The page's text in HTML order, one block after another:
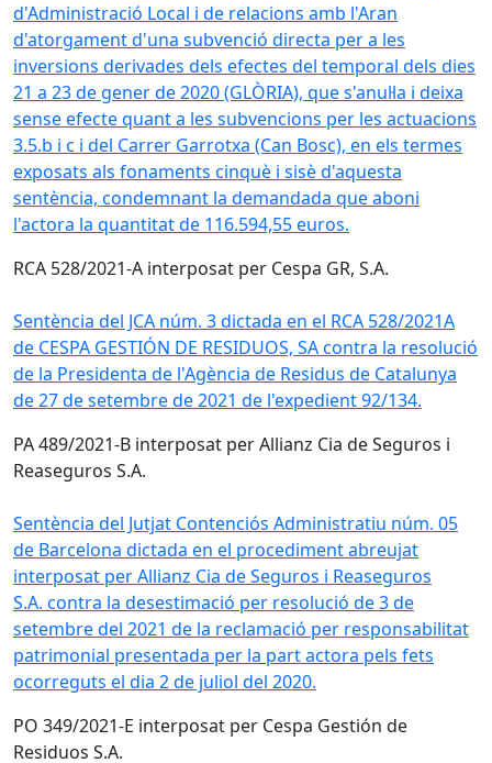
d'Administració Local i de relacions amb l'Aran
d'atorgament d'una subvenció directa per a les
inversions derivades dels efectes del temporal dels dies
21 a 23 de gener de 2020 (GLÒRIA), que s'anul·la i deixa
sense efecte quant a les subvencions per les actuacions
3.5.b i c i del Carrer Garrotxa (Can Bosc), en els termes
exposats als fonaments cinquè i sisè d'aquesta
sentència, condemnant la demandada que aboni
l'actora la quantitat de 116.594,55 euros.
RCA 528/2021-A interposat per Cespa GR, S.A.
Sentència del JCA núm. 3 dictada en el RCA 528/2021A
de CESPA GESTIÓN DE RESIDUOS, SA contra la resolució
de la Presidenta de l'Agència de Residus de Catalunya
de 27 de setembre de 2021 de l'expedient 92/134.
PA 489/2021-B interposat per Allianz Cia de Seguros i
Reaseguros S.A.
Sentència del Jutjat Contenciós Administratiu núm. 05
de Barcelona dictada en el procediment abreujat
interposat per Allianz Cia de Seguros i Reaseguros
S.A. contra la desestimació per resolució de 3 de
setembre del 2021 de la reclamació per responsabilitat
patrimonial presentada per la part actora pels fets
ocorreguts el dia 2 de juliol del 2020.
PO 349/2021-E interposat per Cespa Gestión de
Residuos S.A.